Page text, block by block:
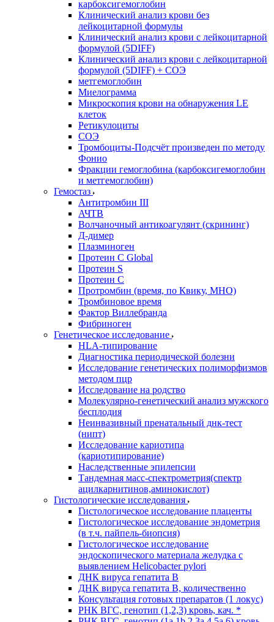
карбоксигемоглобин
Клинический анализ крови без
лейкоцитарной формулы
Клинический анализ крови с лейкоцитарной
формулой (5DIFF)
Клинический анализ крови с лейкоцитарной
формулой (5DIFF) + СОЭ
метгемоглобин
Миелограмма
Микроскопия крови на обнаружения LE
клеток
Ретикулоциты
СОЭ
Тромбоциты-Подсчёт произведен по методу
Фонио
Фракции гемоглобина (карбоксигемоглобин
и метгемоглобин)
Гемостаз
Антитромбин III
АЧТВ
Волчаночный антикоагулянт (скрининг)
Д-димер
Плазминоген
Протеин C Global
Протеин S
Протеин С
Протромбин (время, по Квику, МНО)
Тромбиновое время
Фактор Виллебранда
Фибриноген
Генетическое исследование
HLA-типирование
Диагностика периодической болезни
Исследование генетических полиморфизмов
методом пцр
Исследование на родство
Молекулярно-генетический анализ мужского
бесплодия
Неинвазивный пренатальный днк-тест
(нипт)
Исследование кариотипа
(кариотипирование)
Наследственные эпилепсии
Тандемная масс-спектрометрия(спектр
ацилкарнитинов,аминокислот)
Гистологические исследования
Гистологическое исследование плаценты
Гистологическое исследование эндометрия
(в т.ч. пайпель-биопсия)
Гистологическое исследование
эндоскопического материала желудка с
выявлением Helicobacter pylori
ДНК вируса гепатита B
ДНК вируса гепатита B, количественно
Консультация готовых препаратов (1 локус)
РНК ВГC, генотип (1,2,3) кровь, кач. *